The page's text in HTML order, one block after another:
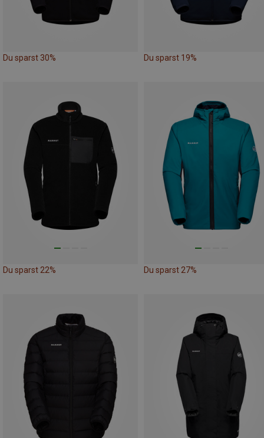
Du sparst 30% Du sparst 19%
Du sparst 22% Du sparst 27%